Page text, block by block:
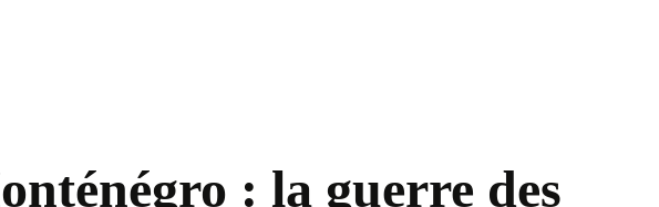
: la guerre des